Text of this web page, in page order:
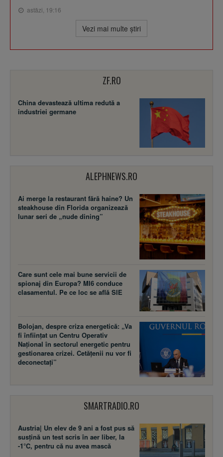
astăzi, 19:16
Vezi mai multe ştiri
ZF.RO
China devastează ultima redută a
industriei germane
ALEPHNEWS.RO
Ai merge la restaurant fără haine? Un
steakhouse din Florida organizează
lunar seri de „nude dining”
Care sunt cele mai bune servicii de
spionaj din Europa? MI6 conduce
clasamentul. Pe ce loc se află SIE
Bolojan, despre criza energetică: „Va
fi înființat un Centru Operativ
Național în sectorul energetic pentru
gestionarea crizei. Cetățenii nu vor fi
deconectați”
SMARTRADIO.RO
Austria| Un elev de 9 ani a fost pus să
susţină un test scris în aer liber, la
-1°C, pentru că nu avea mască